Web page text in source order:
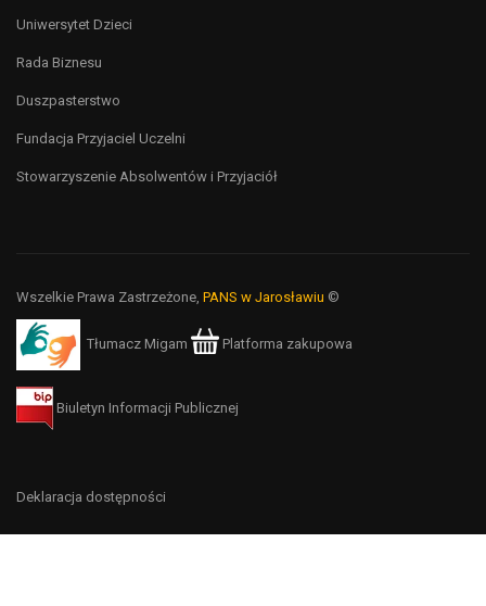
Uniwersytet Dzieci
Rada Biznesu
Duszpasterstwo
Fundacja Przyjaciel Uczelni
Stowarzyszenie Absolwentów i Przyjaciół
Wszelkie Prawa Zastrzeżone, PANS w Jarosławiu ©
Tłumacz Migam Platforma zakupowa
Biuletyn Informacji Publicznej
Deklaracja dostępności